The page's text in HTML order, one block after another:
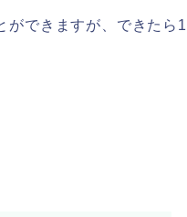
ができますが、できたら